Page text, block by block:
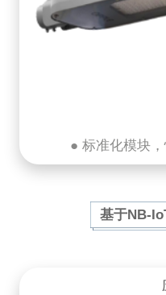
● 标准化模块
基于NB-